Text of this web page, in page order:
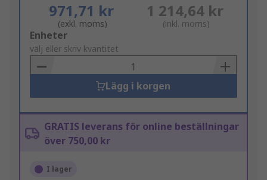
971,71 kr
(exkl. moms)
1 214,64 kr
(inkl. moms)
Add
to
Basket
Enheter
välj eller skriv kvantitet
Lägg i korgen
GRATIS leverans för online beställningar
över 750,00 kr
I lager